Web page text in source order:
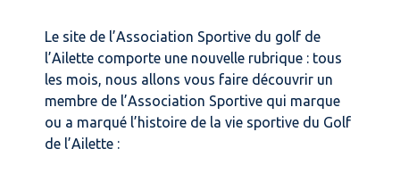
Le site de l’Association Sportive du golf de
l’Ailette comporte une nouvelle rubrique : tous
les mois, nous allons vous faire découvrir un
membre de l’Association Sportive qui marque
ou a marqué l’histoire de la vie sportive du Golf
de l’Ailette :